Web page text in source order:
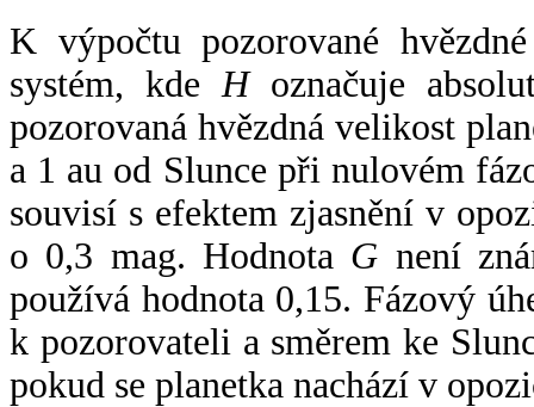
K výpočtu pozorované
systém, kde Hoznačuje
pozorovaná hvězdná velikost
a 1 au od Slunce při nulovém
souvisí s efektem zjasnění v
o 0,3 mag. Hodnota G není
používá hodnota 0,15. Fázový
k pozorovateli a směrem ke
pokud se planetka nachází v